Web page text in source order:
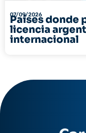
07/09/2026
Países donde
licencia
internacional